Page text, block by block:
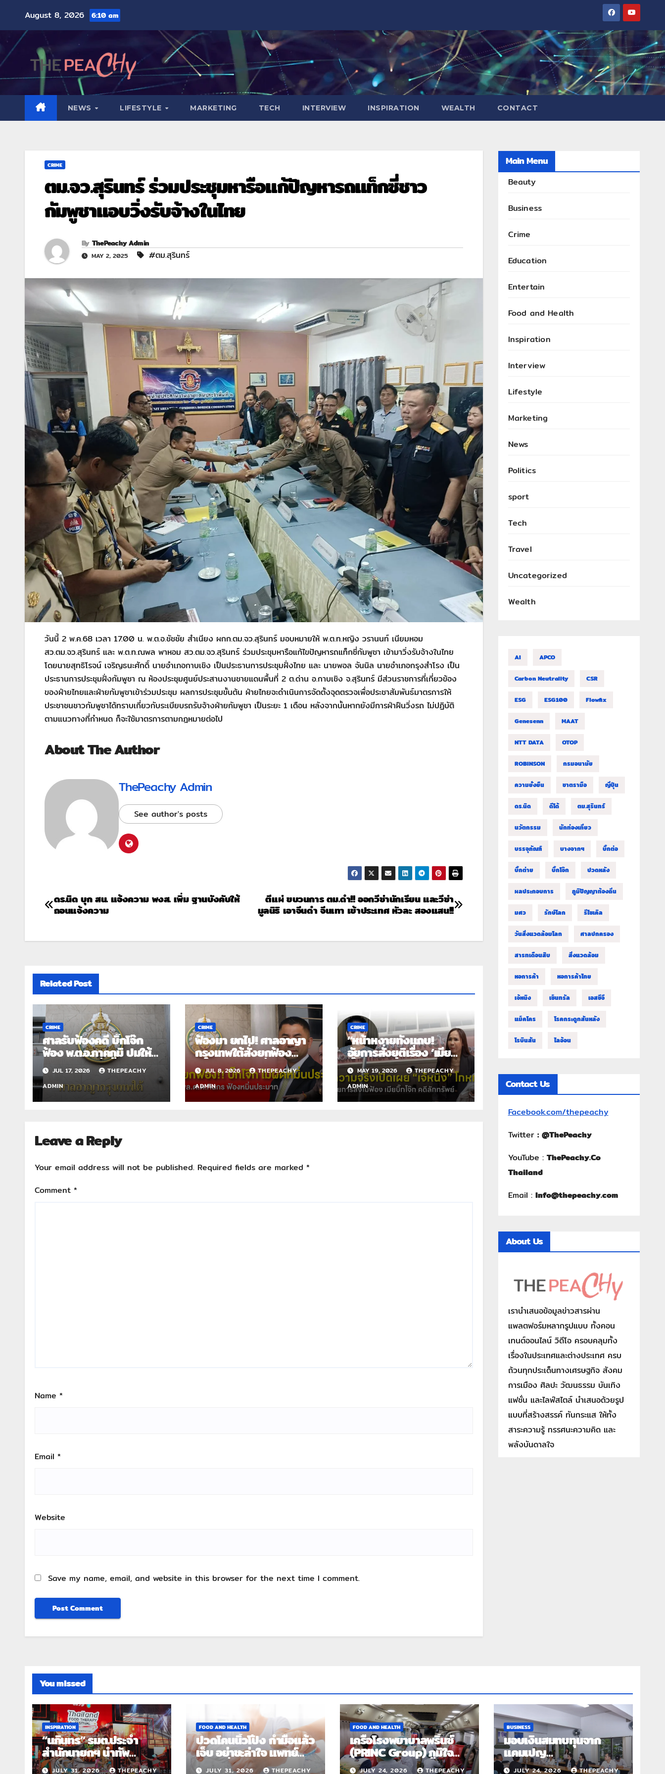
August 8, 2026 6:10 am
NEWS LIFESTYLE MARKETING TECH INTERVIEW INSPIRATION WEALTH CONTACT
CRIME
ตม.จว.สุรินทร์ ร่วมประชุมหารือแก้ปัญหารถแท็กซี่ชาว
กัมพูชาแอบวิ่งรับจ้างในไทย
By ThePeachy Admin
MAY 2, 2025 #ตม.สุรินทร์
วันนี้ 2 พ.ค.68 เวลา 17.00 น. พ.ต.อ.ชัชชัย สำเนียง ผกก.ตม.จว.สุรินทร์ มอบหมายให้ พ.ต.ท.หญิง วรานนท์ เนียมหอม
สว.ตม.จว.สุรินทร์ และ พ.ต.ท.ณพล พาหอม สว.ตม.จว.สุรินทร์ ร่วมประชุมหารือแก้ไขปัญหารถแท็กซี่กัมพูชา เข้ามาวิ่งรับจ้างในไทย
โดยนายสุทธิโรจน์ เจริญธนะศักดิ์ นายอำเภอกาบเชิง เป็นประธานการประชุมฝั่งไทย และ นายพอล จันนิล นายอำเภอกรุงสำโรง เป็น
ประธานการประชุมฝั่งกัมพูชา ณ ห้องประชุมศูนย์ประสานงานชายแดนพื้นที่ 2 ต.ด่าน อ.กาบเชิง จ.สุรินทร์ มีส่วนราชการที่เกี่ยวข้อง
ของฝ่ายไทยและฝ่ายกัมพูชาเข้าร่วมประชุม ผลการประชุมขั้นต้น ฝ่ายไทยจะดำเนินการจัดตั้งจุดตรวจเพื่อประชาสัมพันธ์มาตรการให้
ประชาชนชาวกัมพูชาได้ทราบเกี่ยวกับระเบียบรถรับจ้างฝ่ายกัมพูชา เป็นระยะ 1 เดือน หลังจากนั้นหากยังมีการฝ่าฝืนวิ่งรถ ไม่ปฏิบัติ
ตามแนวทางที่กำหนด ก็จะใช้มาตรการตามกฎหมายต่อไป
About The Author
ThePeachy Admin
See author's posts
ตีแผ่ ขบวนการ ตม.ดำ!! ออกวีซ่านักเรียน และวีซ่า
มูลนิธิ เอาจีนดำ จีนเทา เข้าประเทศ หัวละ สองแสน!!
ดร.นิด บุก สน. แจ้งความ พงส. เพิ่ม ฐานบังคับให้
ถอนแจ้งความ
Related Post
CRIME
ศาลรับฟ้องคดี บิ๊กโจ๊ก
ฟ้อง พ.ต.อ.ภาคภูมิ ปมให้
สัมภาษณ์ หมิ่นประมาทใน
รายการ
JUL 17, 2026
THEPEACHY
ADMIN
CRIME
ฟ้องมา ยกไป! ศาลอาญา
กรุงเทพใต้สั่งยกฟ้อง
“บิ๊กโจ๊ก” คดีหมิ่นประมาท
พล.ต.ต.ทินกร
JUL 8, 2026
THEPEACHY
ADMIN
CRIME
“หน้าหงายทั้งแถบ!
อัยการสั่งยุติเรื่อง ‘เมีย
บิ๊กโจ๊ก’ หลังหลักฐานมัด…
เรื่องร้องเรียนเจ้หนิง แค่
เรื่องโกหก”
MAY 19, 2026
THEPEACHY
ADMIN
Leave a Reply
Your email address will not be published. Required fields are marked *
Comment *
Name *
Email *
Website
Save my name, email, and website in this browser for the next time I comment.
Main Menu
Beauty
Business
Crime
Education
Entertain
Food and Health
Inspiration
Interview
Lifestyle
Marketing
News
Politics
sport
Tech
Travel
Uncategorized
Wealth
AI APCO
Carbon Neutrality CSR
ESG ESG100 Flowfix
Genesenn MAAT
NTT DATA OTOP
ROBINSON กรมอนามัย
ความยั่งยืน ชาตรามือ ญี่ปุ่น
ดร.นิด ดีโด้ ตม.สุรินทร์
นวัตกรรม นักท่องเที่ยว
บรรจุภัณฑ์ บางจากฯ บิ๊กต่อ
บิ๊กต่าย บิ๊กโจ๊ก ปวดหลัง
ผลประกอบการ ภูมิปัญญาท้องถิ่น
มศว รักษ์โลก รีไซเคิล
วันสิ่งแวดล้อมโลก ศาลปกครอง
สารทเดือนสิบ สิ่งแวดล้อม
หอการค้า หอการค้าไทย
เจ้หนิง เซ็นทรัล เอสซีจี
แม็คโคร โรคกระดูกสันหลัง
โรบินสัน ไลอ้อน
Contact Us
Facebook.com/thepeachy
Twitter : @ThePeachy
YouTube : ThePeachy.Co
Thailand
Email : Info@thepeachy.com
About Us
เรานำเสนอข้อมูลข่าวสารผ่าน
แพลตฟอร์มหลากรูปแบบ ทั้งคอน
เทนต์ออนไลน์ วิดีโอ ครอบคลุมทั้ง
เรื่องในประเทศและต่างประเทศ ครบ
ถ้วนทุกประเด็นทางเศรษฐกิจ สังคม
การเมือง ศิลปะ วัฒนธรรม บันเทิง
แฟชั่น และไลฟ์สไตล์ นำเสนอด้วยรูป
แบบที่สร้างสรรค์ ทันกระแส ให้ทั้ง
สาระความรู้ ทรรศนะความคิด และ
พลังบันดาลใจ
You missed
INSPIRATION
“นภินทร” รมต.ประจำ
สำนักนายกฯ นำทัพ
เปิด Thai Street Gold
JULY 31, 2026 THEPEACHY
FOOD AND HEALTH
ปวดโคนนิ้วโป้ง กำมือแล้ว
เจ็บ อย่าชะล่าใจ แพทย์
เตือนเสี่ยง “เดอกาแวง”
JULY 31, 2026 THEPEACHY
FOOD AND HEALTH
เครือโรงพยาบาลพริ้นซ์
(PRINC Group) ภูมิใจ
ช่วยสังคม จัดแคมเปญ
JULY 24, 2026 THEPEACHY
BUSINESS
มอบเงินสมทบทุนจาก
แคมเปญ
“SHEPOSSIBLE” ให้กับ
JULY 24, 2026 THEPEACHY